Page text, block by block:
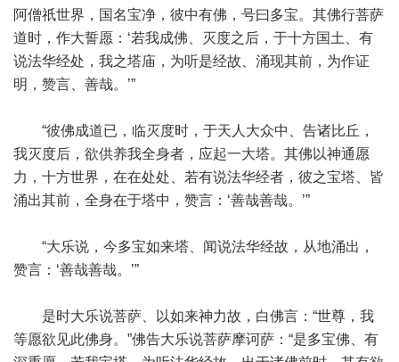
阿僧祇世界，国名宝净，彼中有佛，号曰多宝。其佛行菩萨
道时，作大誓愿：‘若我成佛、灭度之后，于十方国土、有
说法华经处，我之塔庙，为听是经故、涌现其前，为作证
明，赞言、善哉。’”
“彼佛成道已，临灭度时，于天人大众中、告诸比丘，
我灭度后，欲供养我全身者，应起一大塔。其佛以神通愿
力，十方世界，在在处处、若有说法华经者，彼之宝塔、皆
涌出其前，全身在于塔中，赞言：‘善哉善哉。’”
“大乐说，今多宝如来塔、闻说法华经故，从地涌出，
赞言：‘善哉善哉。’”
是时大乐说菩萨、以如来神力故，白佛言：“世尊，我
等愿欲见此佛身。”佛告大乐说菩萨摩诃萨：“是多宝佛、有